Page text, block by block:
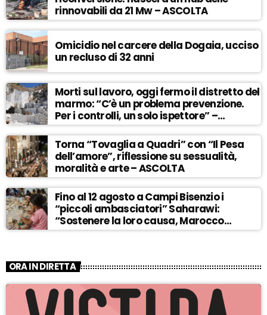
rinnovabili da 21 Mw – ASCOLTA
Omicidio nel carcere della Dogaia, ucciso
un recluso di 32 anni
Morti sul lavoro, oggi fermo il distretto del
marmo: “C’è un problema prevenzione.
Per i controlli, un solo ispettore” –
ASCOLTA
Torna “Tovaglia a Quadri” con “Il Pesa
dell’amore”, riflessione su sessualità,
moralità e arte – ASCOLTA
Fino al 12 agosto a Campi Bisenzio i
“piccoli ambasciatori” Saharawi:
“Sostenere la loro causa, Marocco
sempre più invadente” – ASCOLTA
ORA IN DIRETTA